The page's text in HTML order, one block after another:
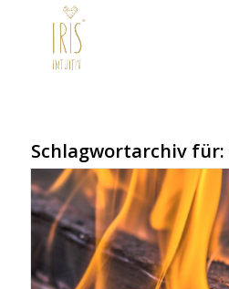
Schlagwortarchiv für: